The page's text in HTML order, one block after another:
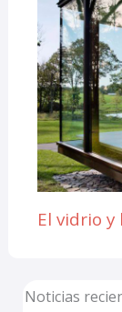
El vidrio
Noticias